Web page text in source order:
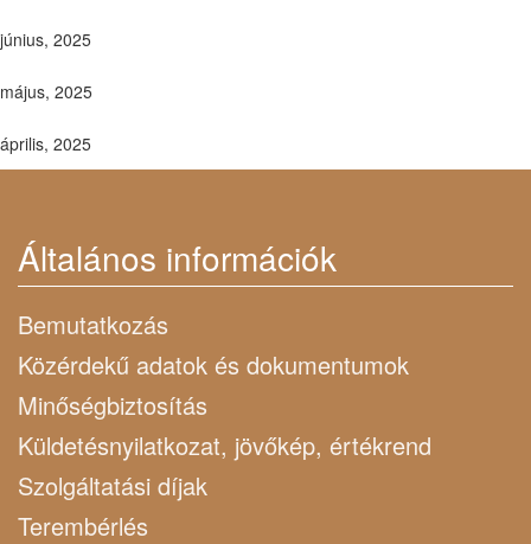
június, 2025
május, 2025
április, 2025
Általános információk
Bemutatkozás
Közérdekű adatok és dokumentumok
Minőségbiztosítás
Küldetésnyilatkozat, jövőkép, értékrend
Szolgáltatási díjak
Terembérlés